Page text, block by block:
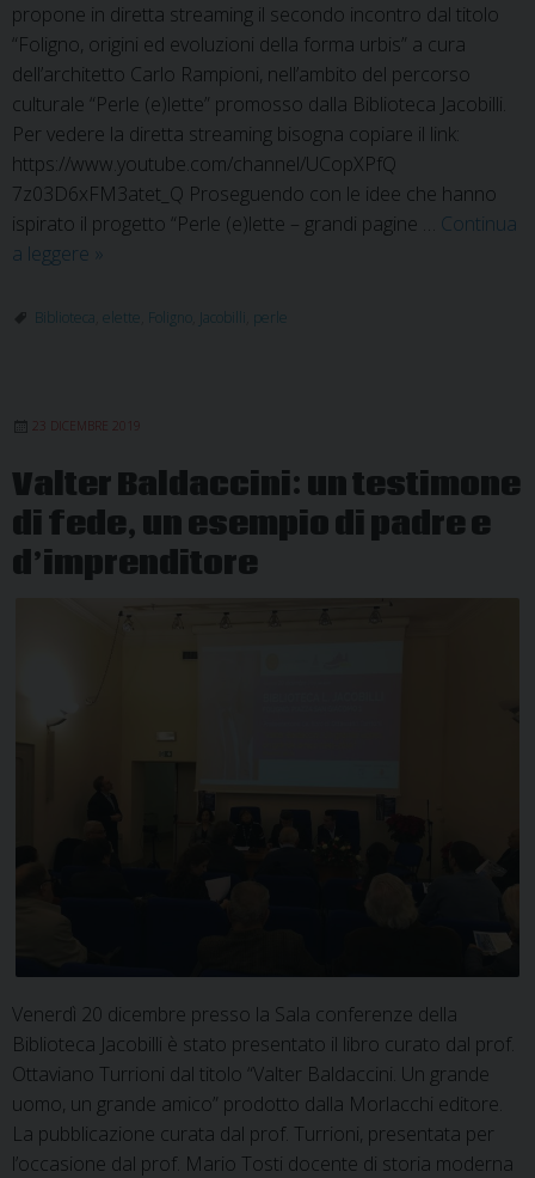
propone in diretta streaming il secondo incontro dal titolo
“Foligno, origini ed evoluzioni della forma urbis” a cura
dell’architetto Carlo Rampioni, nell’ambito del percorso
culturale “Perle (e)lette” promosso dalla Biblioteca Jacobilli.
Per vedere la diretta streaming bisogna copiare il link:
https://www.youtube.com/channel/UCopXPfQ
7z03D6xFM3atet_Q Proseguendo con le idee che hanno
ispirato il progetto “Perle (e)lette – grandi pagine … Continua
a leggere Perle
incontro
Biblioteca
»
Biblioteca elette Foligno Jacobilli perle
23 DICEMBRE 2019
Valter Baldaccini: un testimone
di fede, un esempio di padre e
d’imprenditore
Venerdì 20 dicembre presso la Sala conferenze della
Biblioteca Jacobilli è stato presentato il libro curato dal prof.
Ottaviano Turrioni dal titolo “Valter Baldaccini. Un grande
uomo, un grande amico” prodotto dalla Morlacchi editore.
La pubblicazione curata dal prof. Turrioni, presentata per
l’occasione dal prof. Mario Tosti docente di storia moderna